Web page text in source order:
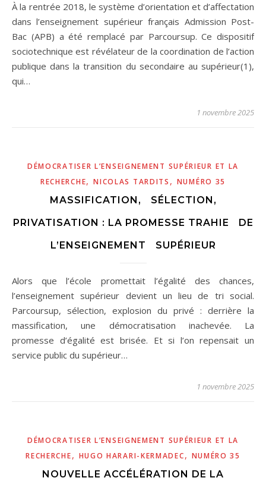
À la rentrée 2018, le système d’orientation et d’affectation
dans l’enseignement supérieur français Admission Post-
Bac (APB) a été remplacé par Parcoursup. Ce dispositif
sociotechnique est révélateur de la coordination de l’action
publique dans la transition du secondaire au supérieur(1),
qui…
1 novembre 2025
DÉMOCRATISER L’ENSEIGNEMENT SUPÉRIEUR ET LA
RECHERCHE,NICOLAS TARDITS , NUMÉRO 35
MASSIFICATION, SÉLECTION,
PRIVATISATION : LA PROMESSE TRAHIE DE
L’ENSEIGNEMENT SUPÉRIEUR
Alors que l’école promettait l’égalité des chances,
l’enseignement supérieur devient un lieu de tri social.
Parcoursup, sélection, explosion du privé : derrière la
massification, une démocratisation inachevée. La
promesse d’égalité est brisée. Et si l’on repensait un
service public du supérieur…
1 novembre 2025
DÉMOCRATISER L’ENSEIGNEMENT SUPÉRIEUR ET LA
RECHERCHE, HUGO HARARI-KERMADEC, NUMÉRO 35
NOUVELLE ACCÉLÉRATION DE LA